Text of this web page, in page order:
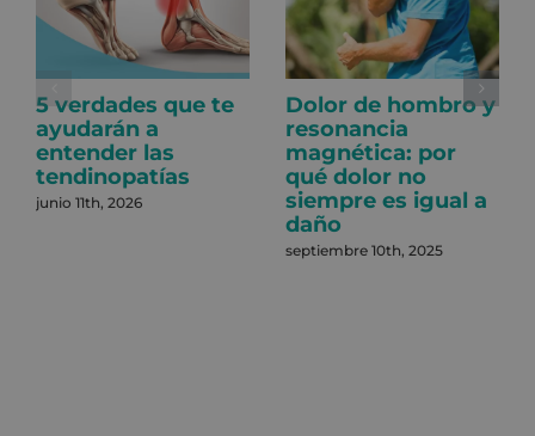
5 verdades que te
ayudarán a
entender las
tendinopatías
junio 11th, 2026
Dolor de hombro y
resonancia
magnética: por
qué dolor no
siempre es igual a
daño
septiembre 10th, 2025